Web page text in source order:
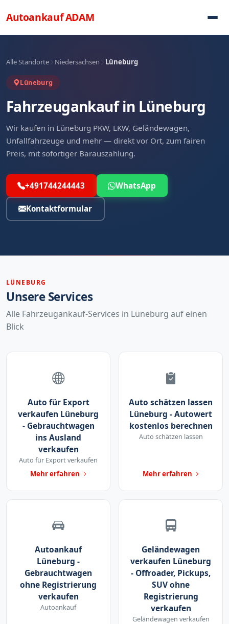
AutoankaufADAM
Alle Standorte Niedersachsen Lüneburg
Lüneburg
Fahrzeugankauf in Lüneburg
Wir kaufen in Lüneburg PKW, LKW, Geländewagen,
Unfallfahrzeuge und mehr — direkt vor Ort, zum fairen
Preis, mit sofortiger Barauszahlung.
+491744244443 WhatsApp
Kontaktformular
LÜNEBURG
Unsere Services
Alle Fahrzeugankauf-Services in Lüneburg auf einen
Blick
Auto für Export
verkaufen Lüneburg
- Gebrauchtwagen
ins Ausland
verkaufen
Auto für Export verkaufen
Mehr erfahren
Auto schätzen lassen
Lüneburg - Autowert
kostenlos berechnen
Auto schätzen lassen
Mehr erfahren
Autoankauf
Lüneburg -
Gebrauchtwagen
ohne Registrierung
verkaufen
Autoankauf
Geländewagen
verkaufen Lüneburg
- Offroader, Pickups,
SUV ohne
Registrierung
verkaufen
Geländewagen verkaufen